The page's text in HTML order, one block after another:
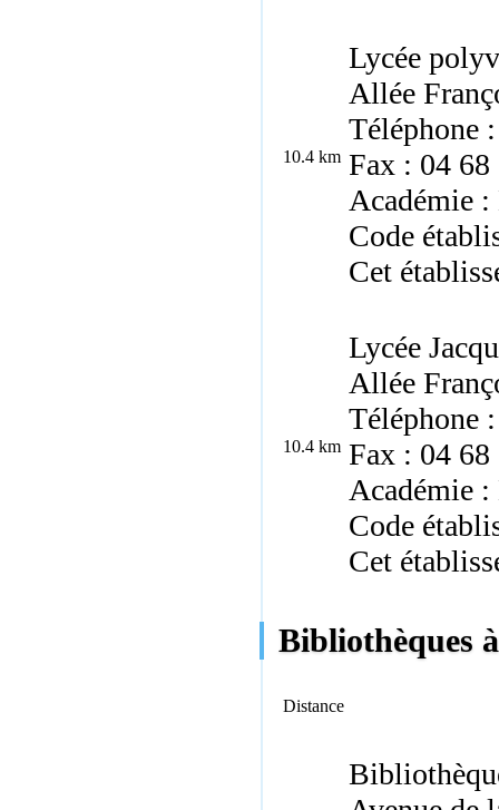
10.4 km
Lycée
Allée
Téléphone
Fax : 04 68
Académie
Code
Cet
10.4 km
Lycée
Allée
Téléphone
Fax : 04 68
Académie
Code
Cet
Bibliothèques
Distance